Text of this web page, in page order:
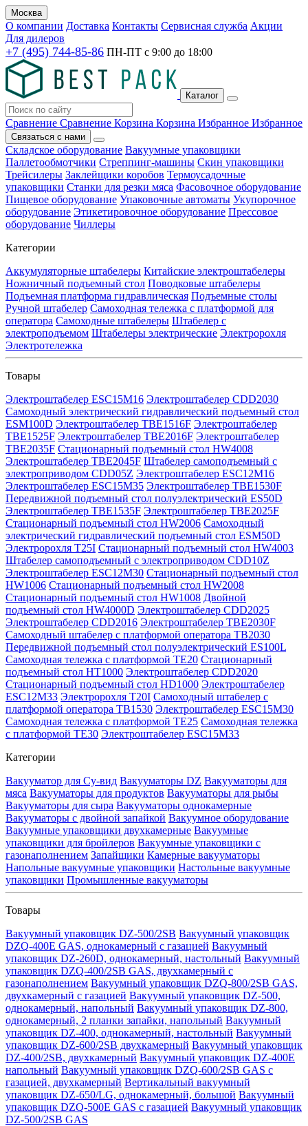
Москва
О компании Доставка Контакты Сервисная служба Акции
Для дилеров
+7 (495) 744-85-86 ПН-ПТ с 9:00 до 18:00
Каталог
Сравнение Сравнение Корзина Корзина Избранное Избранное
Связаться с нами
Складское оборудование Вакуумные упаковщики
Паллетообмотчики Стреппинг-машины Скин упаковщики
Трейсилеры Заклейщики коробов Термоусадочные
упаковщики Станки для резки мяса Фасовочное оборудование
Пищевое оборудование Упаковочные автоматы Укупорочное
оборудование Этикетировочное оборудование Прессовое
оборудование Чиллеры
Категории
Аккумуляторные штабелеры Китайские электроштабелеры
Ножничный подъемный стол Поводковые штабелеры
Подъемная платформа гидравлическая Подъемные столы
Ручной штабелер Самоходная тележка с платформой для
оператора Самоходные штабелеры Штабелер с
электроподъемом Штабелеры электрические Электророхля
Электротележка
Товары
Электроштабелер ESC15M16 Электроштабелер CDD2030
Самоходный электрический гидравлический подъемный стол
ESM100D Электроштабелер TBE1516F Электроштабелер
TBE1525F Электроштабелер TBE2016F Электроштабелер
TBE2035F Стационарный подъемный стол HW4008
Электроштабелер TBE2045F Штабелер самоподъемный с
электроприводом CDD05Z Электроштабелер ESC12M16
Электроштабелер ESC15M35 Электроштабелер TBE1530F
Передвижной подъемный стол полуэлектрический ES50D
Электроштабелер TBE1535F Электроштабелер TBE2025F
Стационарный подъемный стол HW2006 Самоходный
электрический гидравлический подъемный стол ESM50D
Электророхля T25I Стационарный подъемный стол HW4003
Штабелер самоподъемный с электроприводом CDD10Z
Электроштабелер ESC12M30 Стационарный подъемный стол
HW1006 Стационарный подъемный стол HW2008
Стационарный подъемный стол HW1008 Двойной
подъемный стол HW4000D Электроштабелер CDD2025
Электроштабелер CDD2016 Электроштабелер TBE2030F
Самоходный штабелер с платформой оператора TB2030
Передвижной подъемный стол полуэлектрический ES100L
Самоходная тележка с платформой TE20 Стационарный
подъемный стол HT1000 Электроштабелер CDD2020
Стационарный подъемный стол HD1000 Электроштабелер
ESC12M33 Электророхля T20I Самоходный штабелер с
платформой оператора TB1530 Электроштабелер ESC15M30
Самоходная тележка с платформой TE25 Самоходная тележка
с платформой TE30 Электроштабелер ESC15M33
Категории
Вакууматор для Су-вид Вакууматоры DZ Вакууматоры для
мяса Вакууматоры для продуктов Вакууматоры для рыбы
Вакууматоры для сыра Вакууматоры однокамерные
Вакууматоры с двойной запайкой Вакуумное оборудование
Вакуумные упаковщики двухкамерные Вакуумные
упаковщики для бройлеров Вакуумные упаковщики с
газонаполнением Запайщики Камерные вакууматоры
Напольные вакуумные упаковщики Настольные вакуумные
упаковщики Промышленные вакууматоры
Товары
Вакуумный упаковщик DZ-500/2SB Вакуумный упаковщик
DZQ-400E GAS, однокамерный с газацией Вакуумный
упаковщик DZ-260D, однокамерный, настольный Вакуумный
упаковщик DZQ-400/2SB GAS, двухкамерный с
газонаполнением Вакуумный упаковщик DZQ-800/2SB GAS,
двухкамерный с газацией Вакуумный упаковщик DZ-500,
однокамерный, напольный Вакуумный упаковщик DZ-800,
однокамерный, 2 планки запайки, напольный Вакуумный
упаковщик DZ-400, однокамерный, настольный Вакуумный
упаковщик DZ-600/2SB двухкамерный Вакуумный упаковщик
DZ-400/2SB, двухкамерный Вакуумный упаковщик DZ-400E
напольный Вакуумный упаковщик DZQ-600/2SB GAS с
газацией, двухкамерный Вертикальный вакуумный
упаковщик DZ-650/LG, однокамерный, большой Вакуумный
упаковщик DZQ-500E GAS с газацией Вакуумный упаковщик
DZ-500/2SB GAS